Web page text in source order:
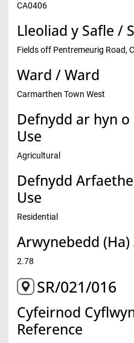
CA0406
Lleoliad y Safle /
Fields off Pentremeurig Road,
Ward / Ward
Carmarthen Town West
Defnydd ar hyn
Use
Agricultural
Defnydd
Use
Residential
Arwynebedd
2.78
SR/021/016
Cyfeirnod
Reference